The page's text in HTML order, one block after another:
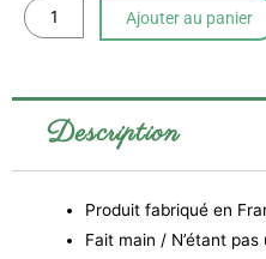
Boucles
d'oreilles
du
jardin
Ajouter au panier
Description
Produit fabriqué en
Fait main / N’étant